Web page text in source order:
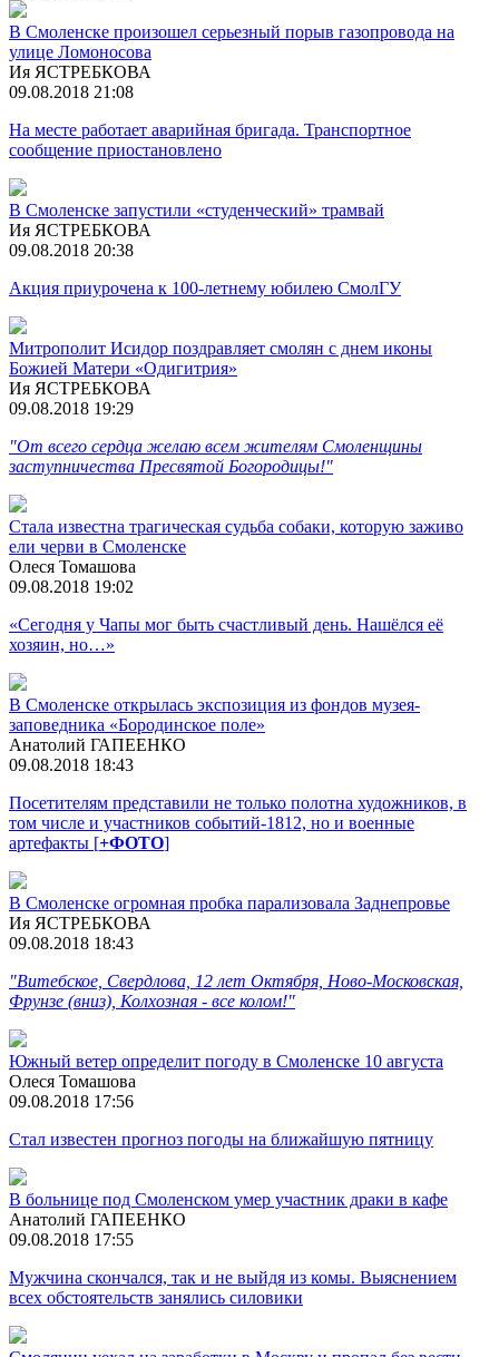
В Смоленске произошел серьезный порыв газопровода на
улице Ломоносова
Ия ЯСТРЕБКОВА
09.08.2018 21:08
На месте работает аварийная бригада. Транспортное
сообщение приостановлено
В Смоленске запустили «студенческий» трамвай
Ия ЯСТРЕБКОВА
09.08.2018 20:38
Акция приурочена к 100-летнему юбилею СмолГУ
Митрополит Исидор поздравляет смолян с днем иконы
Божией Матери «Одигитрия»
Ия ЯСТРЕБКОВА
09.08.2018 19:29
"От всего сердца желаю всем жителям Смоленщины
заступничества Пресвятой Богородицы!"
Стала известна трагическая судьба собаки, которую заживо
ели черви в Смоленске
Олеся Томашова
09.08.2018 19:02
«Сегодня у Чапы мог быть счастливый день. Нашёлся её
хозяин, но…»
В Смоленске открылась экспозиция из фондов музея-
заповедника «Бородинское поле»
Анатолий ГАПЕЕНКО
09.08.2018 18:43
Посетителям представили не только полотна художников, в
том числе и участников событий-1812, но и военные
артефакты [+ФОТО]
В Смоленске огромная пробка парализовала Заднепровье
Ия ЯСТРЕБКОВА
09.08.2018 18:43
"Витебское, Свердлова, 12 лет Октября, Ново-Московская,
Фрунзе (вниз), Колхозная - все колом!"
Южный ветер определит погоду в Смоленске 10 августа
Олеся Томашова
09.08.2018 17:56
Стал известен прогноз погоды на ближайшую пятницу
В больнице под Смоленском умер участник драки в кафе
Анатолий ГАПЕЕНКО
09.08.2018 17:55
Мужчина скончался, так и не выйдя из комы. Выяснением
всех обстоятельств занялись силовики